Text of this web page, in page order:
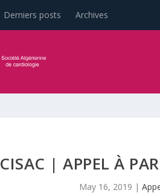
Derniers posts Archives
CISAC | APPEL À
May 16, 2019 |